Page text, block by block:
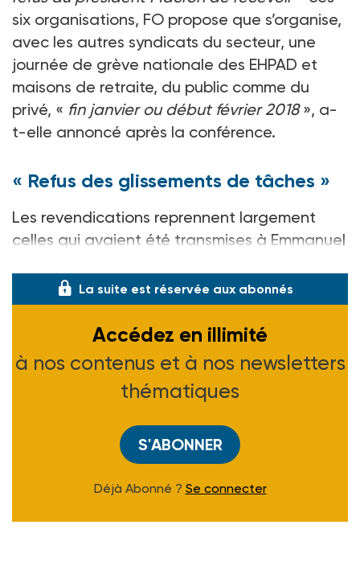
six organisations, FO propose que s’organise,
avec les autres syndicats du secteur, une
journée de grève nationale des EHPAD et
maisons de retraite, du public comme du
privé, « fin janvier ou début février 2018», a-
t-elle annoncé après la conférence.
« Refus des glissements de tâches »
Les revendications reprennent largement
celles qui avaient été transmises à Emmanuel
La suite est réservée aux abonnés
Accédez en illimité
à nos contenus et à nos newsletters
thématiques
S'ABONNER
Déjà Abonné ? Se connecter